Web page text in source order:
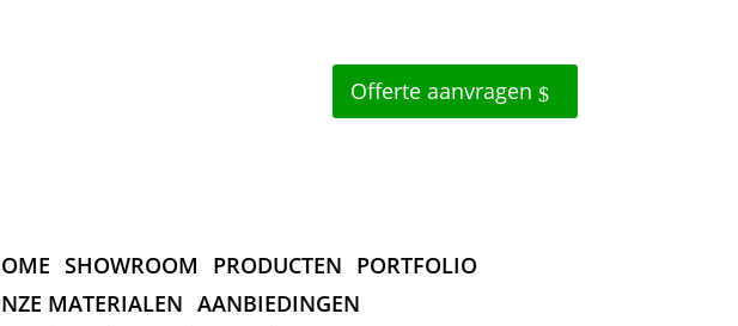
Offerte aanvragen
SHOWROOM PRODUCTEN PORTFOLIO
MATERIALEN AANBIEDINGEN